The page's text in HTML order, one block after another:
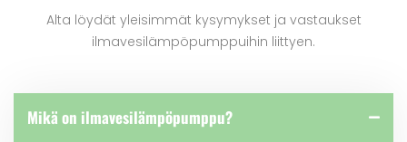
Alta löydät yleisimmät kysymykset ja vastaukset
ilmavesilämpöpumppuihin liittyen.
Mikä on ilmavesilämpöpumppu?